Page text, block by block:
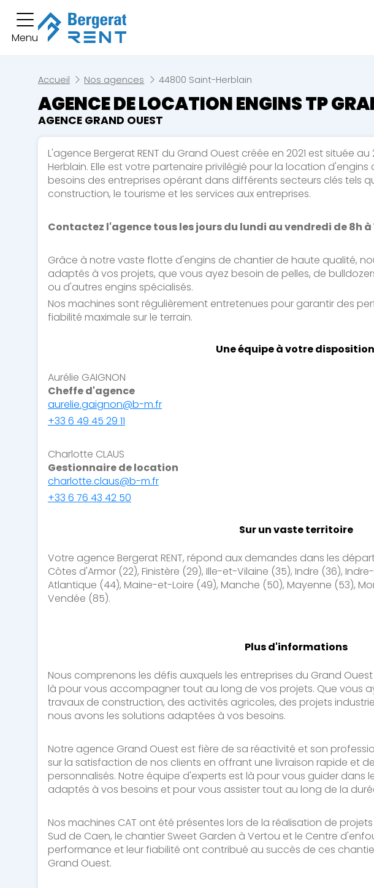
Menu
longue durée
Pelles
Bulldozers Niveleuses & Compacteurs
Bâtiments Démolition
Industrie Terrassement
Environnement et recyclage
sommes-nous
nous
Accueil Nos agences 44800 Saint-Herblain
AGENCE DE LOCATION ENGINS TP
AGENCE GRAND OUEST
L'agence Bergerat RENT du Grand Ouest créée en 2021 est située
Herblain. Elle est votre partenaire privilégié pour la location
besoins des entreprises opérant dans différents secteurs clés tels
construction, le tourisme et les services aux entreprises.
Contactez l'agence tous les jours du lundi au vendredi de 8h à
Grâce à notre vaste flotte d'engins de chantier de haute qualité,
adaptés à vos projets, que vous ayez besoin de pelles, de
ou d'autres engins spécialisés.
Nos machines sont régulièrement entretenues pour garantir des
fiabilité maximale sur le terrain.
Une équipe à votre disposition
Aurélie GAIGNON
Cheffe d'agence
aurelie.gaignon@b-m.fr
+33 6 49 45 29 11
Charlotte CLAUS
Gestionnaire de location
charlotte.claus@b-m.fr
+33 6 76 43 42 50
Sur un vaste territoire
Votre agence Bergerat RENT, répond aux demandes dans les
Côtes d'Armor (22), Finistère (29), Ille-et-Vilaine (35), Indre (36),
Atlantique (44), Maine-et-Loire (49), Manche (50), Mayenne (53),
Vendée (85).
Plus d'informations
Nous comprenons les défis auxquels les entreprises du Grand
là pour vous accompagner tout au long de vos projets. Que vous
travaux de construction, des activités agricoles, des projets
nous avons les solutions adaptées à vos besoins.
Notre agence Grand Ouest est fière de sa réactivité et son
sur la satisfaction de nos clients en offrant une livraison rapide et
personnalisés. Notre équipe d'experts est là pour vous guider dans
adaptés à vos besoins et pour vous assister tout au long de la
Nos machines CAT ont été présentes lors de la réalisation de
Sud de Caen, le chantier Sweet Garden à Vertou et le Centre
performance et leur fiabilité ont contribué au succès de ces
Grand Ouest.